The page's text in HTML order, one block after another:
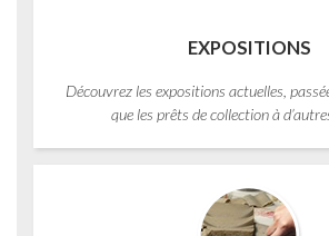
EXPOSITIONS
Découvrez les expositions actuelles,
que les prêts de collection à